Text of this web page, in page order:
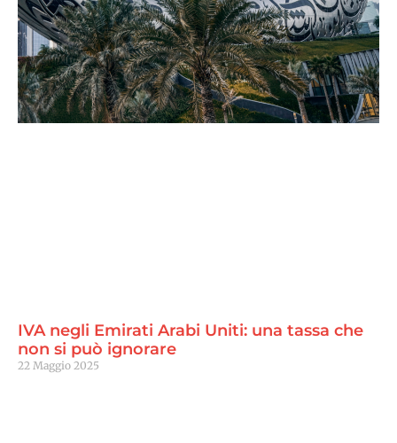
IVA negli Emirati Arabi Uniti: una tassa che
non si può ignorare
22 Maggio 2025